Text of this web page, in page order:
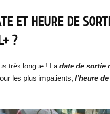
ET HEURE DE
?
très longue ! La date de sortie
les plus impatients, l’heure